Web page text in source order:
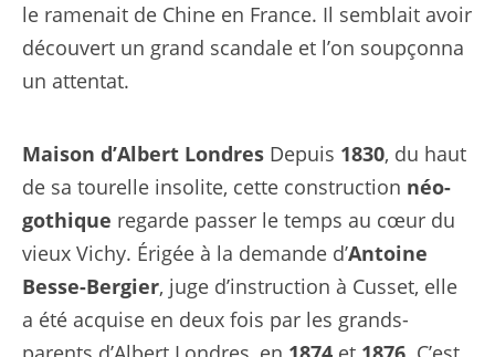
le ramenait de Chine en France. Il semblait avoir
découvert un grand scandale et l’on soupçonna
un attentat.
Maison d’Albert Londres Depuis 1830, du haut
de sa tourelle insolite, cette construction néo-
gothique regarde passer le temps au cœur du
vieux Vichy. Érigée à la demande d’Antoine
Besse-Bergier, juge d’instruction à Cusset, elle
a été acquise en deux fois par les grands-